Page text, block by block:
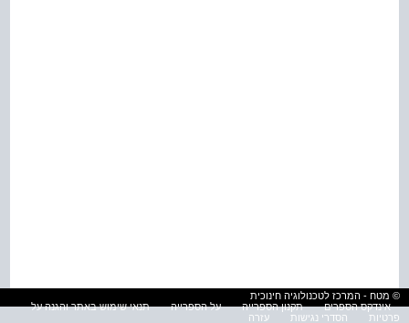
© מטח - המרכז לטכנולוגיה חינוכית
אינדקס הספרים
תקנון הספרייה על הספרייה
תנאי שימוש באתר והגנה על
פרטיות
הסדרי נגישות עזרה